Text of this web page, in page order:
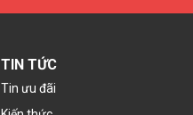
TIN TỨC
Tin ưu đãi